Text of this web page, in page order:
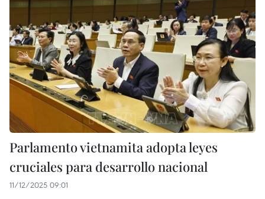
Parlamento vietnamita adopta leyes
cruciales para desarrollo nacional
11/12/2025 09:01